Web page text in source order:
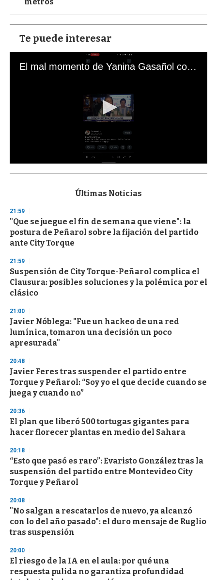
metros
Te puede interesar
El mal momento de Yanina Gasañol con un hincha argentino en "Subrayado"
s
d
s
o
f
3
s
e
c
o
n
Últimas Noticias
21:59
"Que se juegue el fin de semana que viene": la
postura de Peñarol sobre la fijación del partido
ante City Torque
21:59
Suspensión de City Torque-Peñarol complica el
Clausura: posibles soluciones y la polémica por el
clásico
21:00
Javier Nóblega: "Fue un hackeo de una red
lumínica, tomaron una decisión un poco
apresurada"
20:48
Javier Feres tras suspender el partido entre
Torque y Peñarol: “Soy yo el que decide cuando se
juega y cuando no”
20:36
El plan que liberó 500 tortugas gigantes para
hacer florecer plantas en medio del Sahara
20:18
“Esto que pasó es raro”: Evaristo González tras la
suspensión del partido entre Montevideo City
Torque y Peñarol
20:08
"No salgan a rescatarlos de nuevo, ya alcanzó
con lo del año pasado": el duro mensaje de Ruglio
tras suspensión
20:00
El riesgo de la IA en el aula: por qué una
respuesta pulida no garantiza profundidad